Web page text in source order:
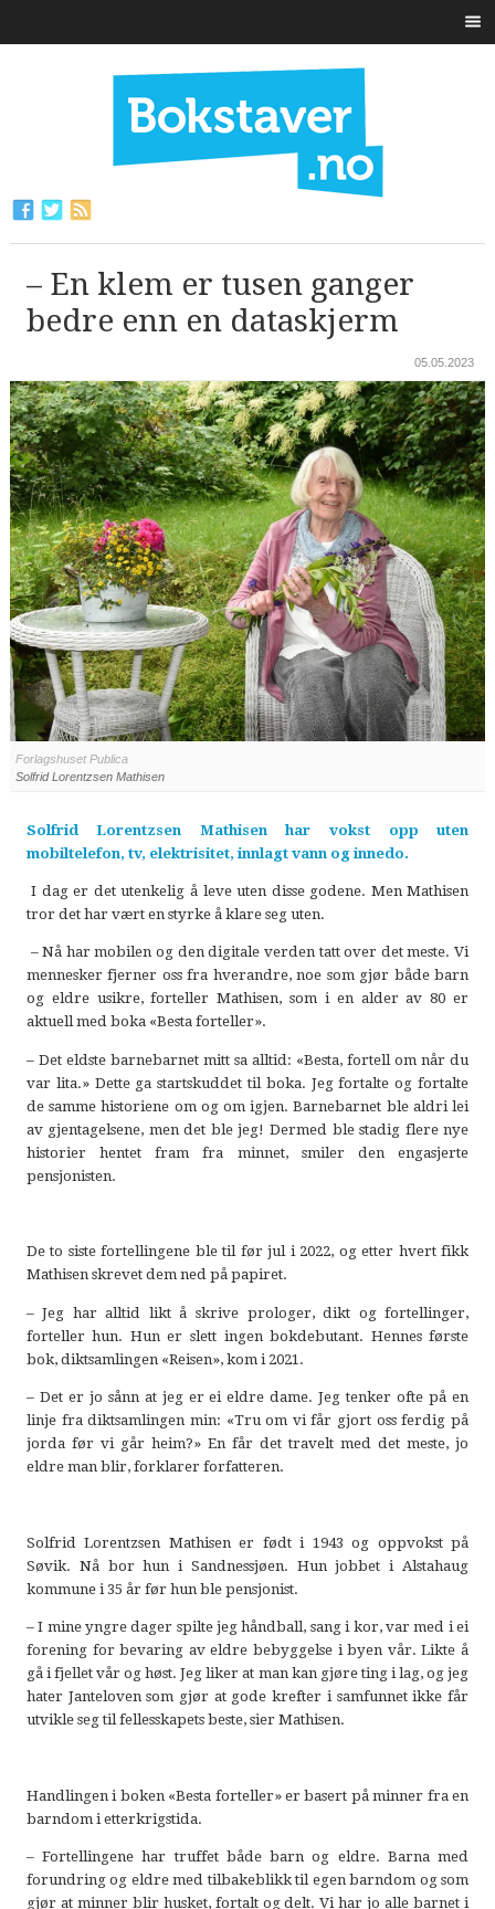
– En klem er tusen ganger
bedre enn en dataskjerm
05.05.2023
Forlagshuset Publica
Solfrid Lorentzsen Mathisen
Solfrid Lorentzsen Mathisen har vokst opp uten
mobiltelefon, tv, elektrisitet, innlagt vann og innedo.
I dag er det utenkelig å leve uten disse godene. Men Mathisen
tror det har vært en styrke å klare seg uten.
– Nå har mobilen og den digitale verden tatt over det meste. Vi
mennesker fjerner oss fra hverandre, noe som gjør både barn
og eldre usikre, forteller Mathisen, som i en alder av 80 er
aktuell med boka «Besta forteller».
– Det eldste barnebarnet mitt sa alltid: «Besta, fortell om når du
var lita.» Dette ga startskuddet til boka. Jeg fortalte og fortalte
de samme historiene om og om igjen. Barnebarnet ble aldri lei
av gjentagelsene, men det ble jeg! Dermed ble stadig flere nye
historier hentet fram fra minnet, smiler den engasjerte
pensjonisten.
De to siste fortellingene ble til før jul i 2022, og etter hvert fikk
Mathisen skrevet dem ned på papiret.
– Jeg har alltid likt å skrive prologer, dikt og fortellinger,
forteller hun. Hun er slett ingen bokdebutant. Hennes første
bok, diktsamlingen «Reisen», kom i 2021.
– Det er jo sånn at jeg er ei eldre dame. Jeg tenker ofte på en
linje fra diktsamlingen min: «Tru om vi får gjort oss ferdig på
jorda før vi går heim?» En får det travelt med det meste, jo
eldre man blir, forklarer forfatteren.
Solfrid Lorentzsen Mathisen er født i 1943 og oppvokst på
Søvik. Nå bor hun i Sandnessjøen. Hun jobbet i Alstahaug
kommune i 35 år før hun ble pensjonist.
– I mine yngre dager spilte jeg håndball, sang i kor, var med i ei
forening for bevaring av eldre bebyggelse i byen vår. Likte å
gå i fjellet vår og høst. Jeg liker at man kan gjøre ting i lag, og jeg
hater Janteloven som gjør at gode krefter i samfunnet ikke får
utvikle seg til fellesskapets beste, sier Mathisen.
Handlingen i boken «Besta forteller» er basert på minner fra en
barndom i etterkrigstida.
– Fortellingene har truffet både barn og eldre. Barna med
forundring og eldre med tilbakeblikk til egen barndom og som
gjør at minner blir husket, fortalt og delt. Vi har jo alle barnet i